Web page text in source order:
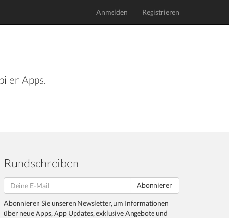
Anmelden Registrieren
Apps.
Rundschreiben
Abonnieren
Abonnieren Sie unseren Newsletter, um Informationen
über neue Apps, App Updates, exklusive Angebote und